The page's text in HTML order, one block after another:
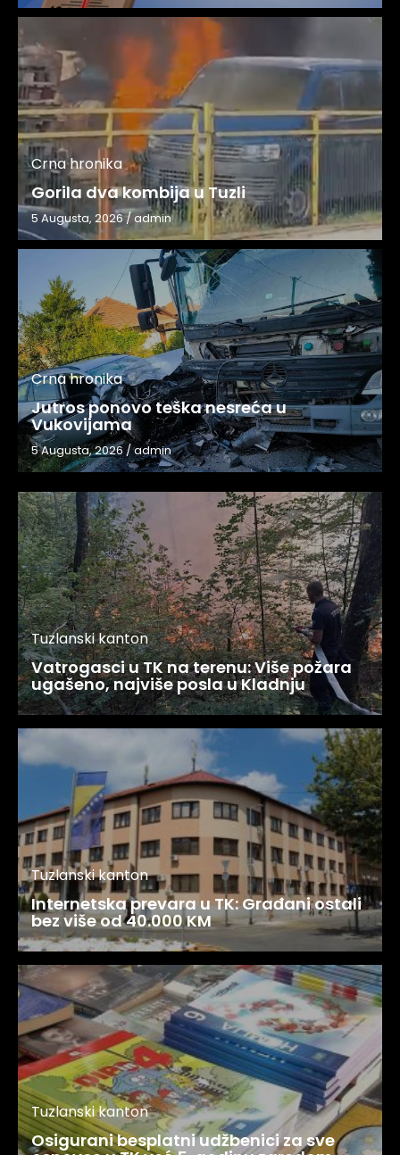
Crna hronika
Gorila dva kombija u Tuzli
5 Augusta, 2026/admin
Crna hronika
Jutros ponovo teška nesreća u
Vukovijama
5 Augusta, 2026/admin
Tuzlanski kanton
Vatrogasci u TK na terenu: Više požara
ugašeno, najviše posla u Kladnju
Tuzlanski kanton
Internetska prevara u TK: Građani ostali
bez više od 40.000 KM
Tuzlanski kanton
Osigurani besplatni udžbenici za sve